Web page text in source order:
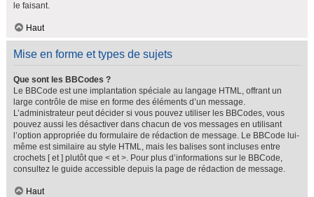
le faisant.
Haut
Mise en forme et types de sujets
Que sont les BBCodes ?
Le BBCode est une implantation spéciale au langage HTML, offrant un
large contrôle de mise en forme des éléments d’un message.
L’administrateur peut décider si vous pouvez utiliser les BBCodes, vous
pouvez aussi les désactiver dans chacun de vos messages en utilisant
l’option appropriée du formulaire de rédaction de message. Le BBCode lui-
même est similaire au style HTML, mais les balises sont incluses entre
crochets [ et ] plutôt que < et >. Pour plus d’informations sur le BBCode,
consultez le guide accessible depuis la page de rédaction de message.
Haut